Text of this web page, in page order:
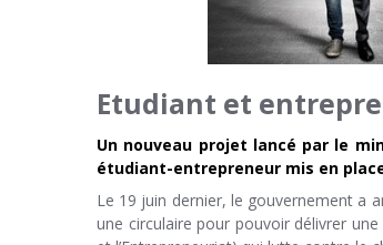
Etudiant et
Un nouveau projet lancé par le
étudiant-entrepreneur mis en
Le 19 juin dernier, le gouvernement a
une circulaire pour pouvoir délivrer